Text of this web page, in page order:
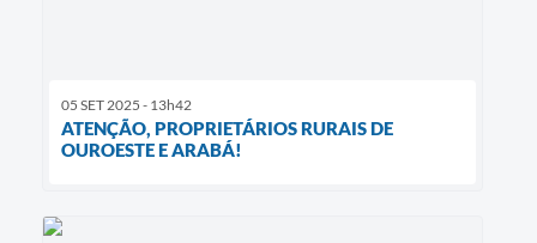
05 SET 2025 - 13h42
ATENÇÃO, PROPRIETÁRIOS RURAIS DE
OUROESTE E ARABÁ!